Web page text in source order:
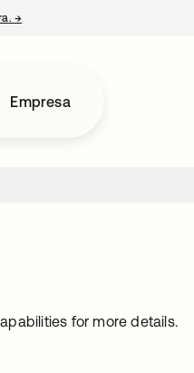
→
Empresa
for more details.